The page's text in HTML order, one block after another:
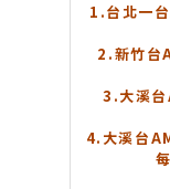
1.台北一
2.新竹
3.大溪
4. 大溪台